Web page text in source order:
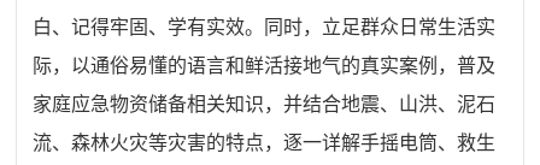
白、记得牢固、学有实效。同时，立足群众日常生活实
际，以通俗易懂的语言和鲜活接地气的真实案例，普及
家庭应急物资储备相关知识，并结合地震、山洪、泥石
流、森林火灾等灾害的特点，逐一详解手摇电筒、救生